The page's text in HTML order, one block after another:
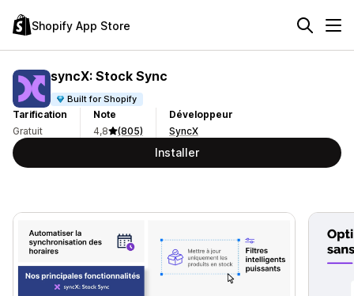
Shopify App Store
syncX: Stock Sync
Built for Shopify
Tarification
Gratuit
Note
4,8
(805)
Développeur
SyncX
Installer